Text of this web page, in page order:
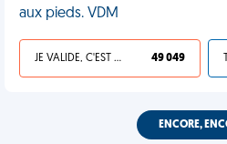
aux pieds. VDM
JE VALIDE, C'EST UNE VDM 49 049
ENCORE,